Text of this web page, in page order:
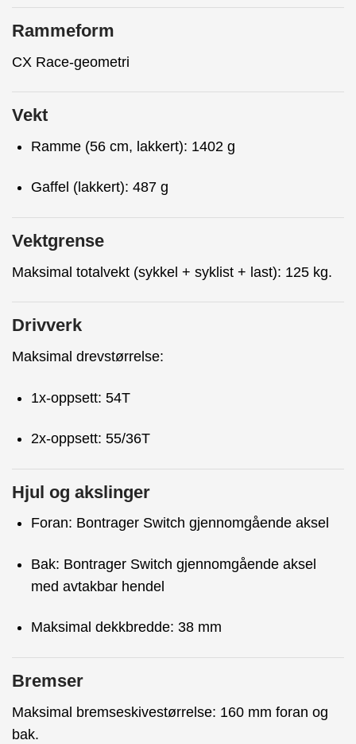
Rammeform
CX Race-geometri
Vekt
Ramme (56 cm, lakkert): 1402 g
Gaffel (lakkert): 487 g
Vektgrense
Maksimal totalvekt (sykkel + syklist + last): 125 kg.
Drivverk
Maksimal drevstørrelse:
1x-oppsett: 54T
2x-oppsett: 55/36T
Hjul og akslinger
Foran: Bontrager Switch gjennomgående aksel
Bak: Bontrager Switch gjennomgående aksel
med avtakbar hendel
Maksimal dekkbredde: 38 mm
Bremser
Maksimal bremseskivestørrelse: 160 mm foran og
bak.